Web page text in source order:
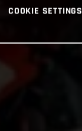
COOKIE SETTINGS